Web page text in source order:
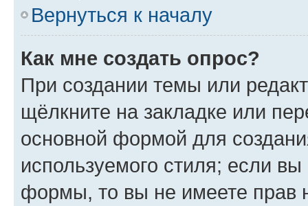
Вернуться к началу
Как мне создать опрос?
При создании темы или
щёлкните на закладке или
основной формой для
используемого стиля; если
формы, то вы не имеете прав